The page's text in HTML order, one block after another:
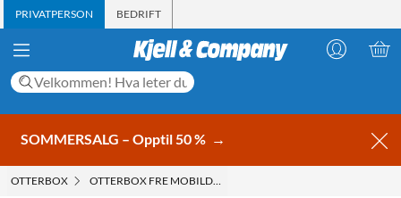
PRIVATPERSON BEDRIFT
SOMMERSALG – Opptil 50 % →
OTTERBOX OTTERBOX FRE MOBILDEKSEL FOR IPHONE 14